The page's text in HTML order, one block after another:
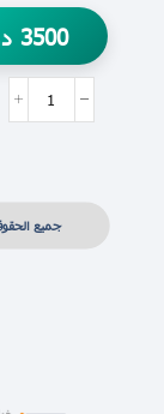
3500
جميع